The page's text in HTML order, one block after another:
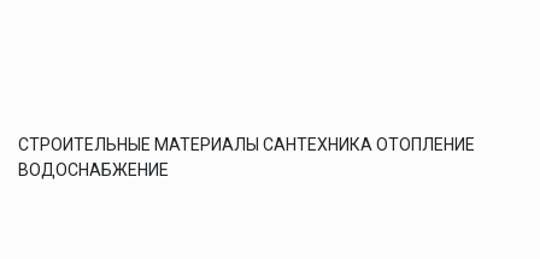
СТРОИТЕЛЬНЫЕ МАТЕРИАЛЫ САНТЕХНИКА ОТОПЛЕНИЕ
ВОДОСНАБЖЕНИЕ